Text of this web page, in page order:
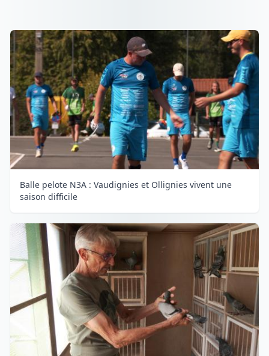
Balle pelote N3A : Vaudignies et Ollignies vivent une
saison difficile